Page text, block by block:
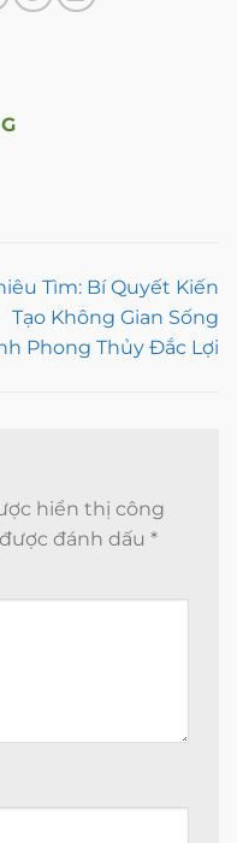
Tìm: Bí Quyết Kiến
Tạo Không Gian Sống
Phong Thủy Đắc Lợi
hiển thị công
đánh dấu *